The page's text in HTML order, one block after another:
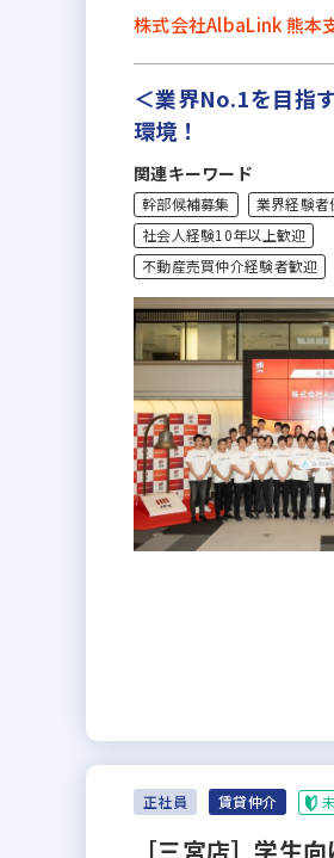
株式会社AlbaLink 熊本
＜業界No.1を目指
環境！
関連キーワード
幹部候補募集
業界経験者
社会人経験10年以上歓迎
不動産売買仲介経験者歓迎
正社員 賃貸仲介
［三宮店］学生